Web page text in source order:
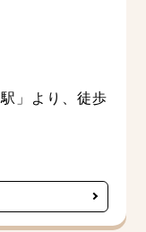
」より、徒歩